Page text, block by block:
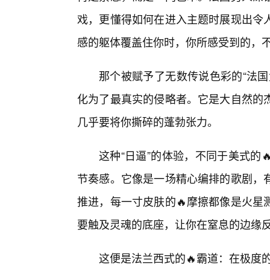
戏，更懂得如何在进入主题时展现出
感的躯体覆盖住你时，你所感受到的，
那个被赋予了无数传说色彩的“法
化为了最真实的侵略者。它是大自然
几乎要将你撕碎的蓬勃张力。
这种“日逼”的体验，不同于美式
节奏感。它像是一场精心编排的歌剧
推进，每一寸皮肤的🔥摩擦都像是火
要触及灵魂的底座，让你在窒息的边缘
这便是法兰西式的🔥霸道：在极度